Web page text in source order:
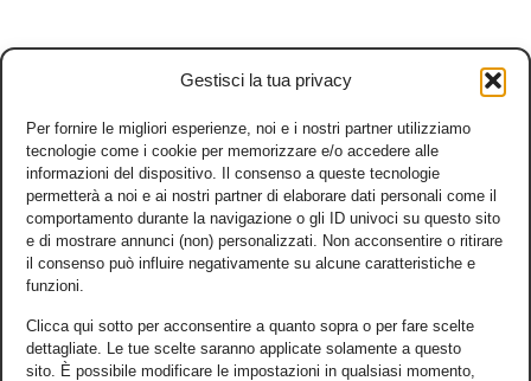
Gestisci la tua privacy
Per fornire le migliori esperienze, noi e i nostri partner utilizziamo
tecnologie come i cookie per memorizzare e/o accedere alle
informazioni del dispositivo. Il consenso a queste tecnologie
permetterà a noi e ai nostri partner di elaborare dati personali come il
comportamento durante la navigazione o gli ID univoci su questo sito
e di mostrare annunci (non) personalizzati. Non acconsentire o ritirare
il consenso può influire negativamente su alcune caratteristiche e
funzioni.
Clicca qui sotto per acconsentire a quanto sopra o per fare scelte
dettagliate. Le tue scelte saranno applicate solamente a questo
sito. È possibile modificare le impostazioni in qualsiasi momento,